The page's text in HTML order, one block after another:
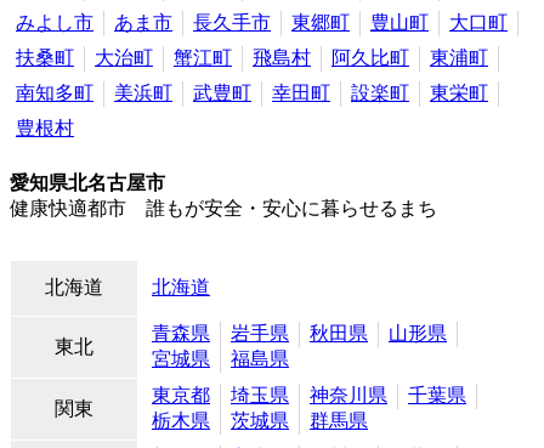
みよし市
あま市 長久手市 東郷町 豊山町
大口町
扶桑町
大治町 蟹江町 飛島村 阿久比町
東浦町
南知多町
美浜町 武豊町 幸田町 設楽町
東栄町
豊根村
愛知県北名古屋市
健康快適都市 誰もが安全・安心に暮らせるまち
北海道 北海道
東北
青森県 岩手県 秋田県
山形県
宮城県
福島県
関東
東京都 埼玉県 神奈川県
千葉県
栃木県
茨城県
群馬県